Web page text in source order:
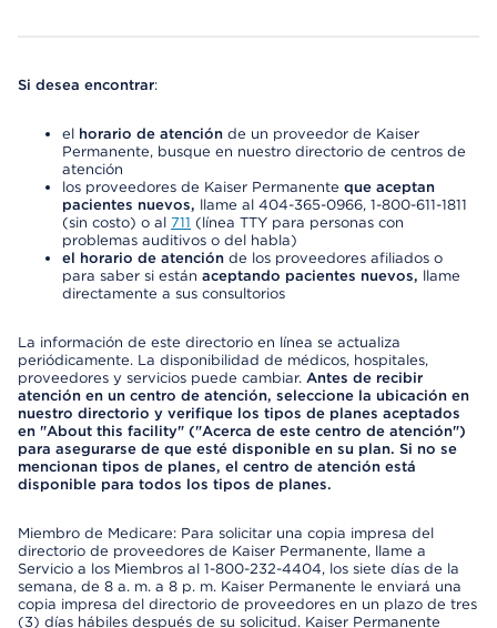
Si desea encontrar:
el horario de atención de un proveedor de Kaiser
Permanente, busque en nuestro directorio de centros de
atención
los proveedores de Kaiser Permanente que aceptan
pacientes nuevos, llame al 404-365-0966, 1-800-611-1811
(sin costo) o al 711 (línea TTY para personas con
problemas auditivos o del habla)
el horario de atención de los proveedores afiliados o
para saber si están aceptando pacientes nuevos, llame
directamente a sus consultorios
La información de este directorio en línea se actualiza
periódicamente. La disponibilidad de médicos, hospitales,
proveedores y servicios puede cambiar. Antes de recibir
atención en un centro de atención, seleccione la ubicación en
nuestro directorio y verifique los tipos de planes aceptados
en "About this facility" ("Acerca de este centro de atención")
para asegurarse de que esté disponible en su plan. Si no se
mencionan tipos de planes, el centro de atención está
disponible para todos los tipos de planes.
Miembro de Medicare: Para solicitar una copia impresa del
directorio de proveedores de Kaiser Permanente, llame a
Servicio a los Miembros al 1-800-232-4404, los siete días de la
semana, de 8 a. m. a 8 p. m. Kaiser Permanente le enviará una
copia impresa del directorio de proveedores en un plazo de tres
(3) días hábiles después de su solicitud. Kaiser Permanente